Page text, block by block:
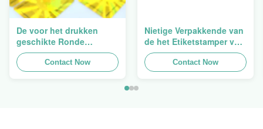
De voor het drukken
geschikte Ronde
Verpakkende
Holografische
Zelfklevende Bladen van
Contact Now
Nietige Verpakkende van
de het Etiketstamper van
de Hologramveiligheid
Duidelijke het
Hologramsticker Logo
Contact Now